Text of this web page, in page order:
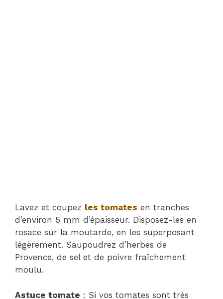
Lavez et coupez les tomates en tranches
d’environ 5 mm d’épaisseur. Disposez-les en
rosace sur la moutarde, en les superposant
légèrement. Saupoudrez d’herbes de
Provence, de sel et de poivre fraîchement
moulu.
Astuce tomate : Si vos tomates sont très